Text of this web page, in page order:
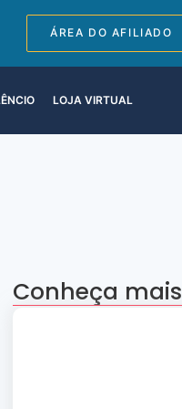
ÁREA DO AFILIADO
LOJA VIRTUAL
Conheça mais